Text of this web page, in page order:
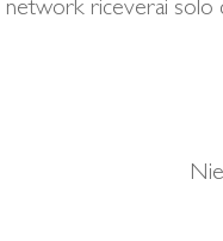
riceverai solo